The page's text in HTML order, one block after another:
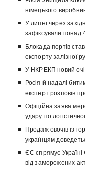
німецького
У липні через
зафіксували
Блокада портів
експорту залізної
У НКРЕКП новий
Росія й надалі
експерт розповів
Офіційна заява
удару по
Продаж овочів із
українцям
ЄС спрямує
від заморожених